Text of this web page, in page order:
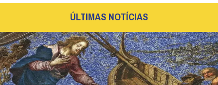
ÚLTIMAS NOTÍCIAS